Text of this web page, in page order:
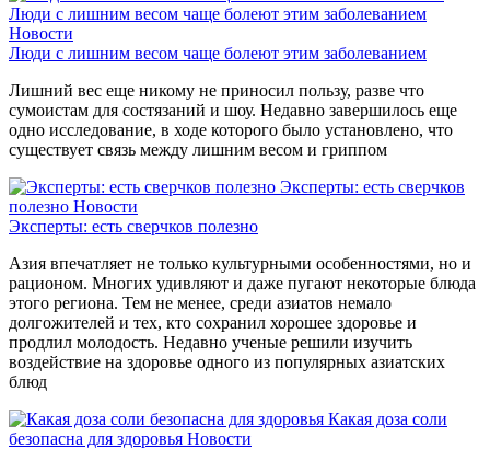
Люди с лишним весом чаще болеют этим заболеванием
Новости
Люди с лишним весом чаще болеют этим заболеванием
Лишний вес еще никому не приносил пользу, разве что
сумоистам для состязаний и шоу. Недавно завершилось еще
одно исследование, в ходе которого было установлено, что
существует связь между лишним весом и гриппом
Эксперты: есть сверчков
полезно Новости
Эксперты: есть сверчков полезно
Азия впечатляет не только культурными особенностями, но и
рационом. Многих удивляют и даже пугают некоторые блюда
этого региона. Тем не менее, среди азиатов немало
долгожителей и тех, кто сохранил хорошее здоровье и
продлил молодость. Недавно ученые решили изучить
воздействие на здоровье одного из популярных азиатских
блюд
Какая доза соли
безопасна для здоровья Новости